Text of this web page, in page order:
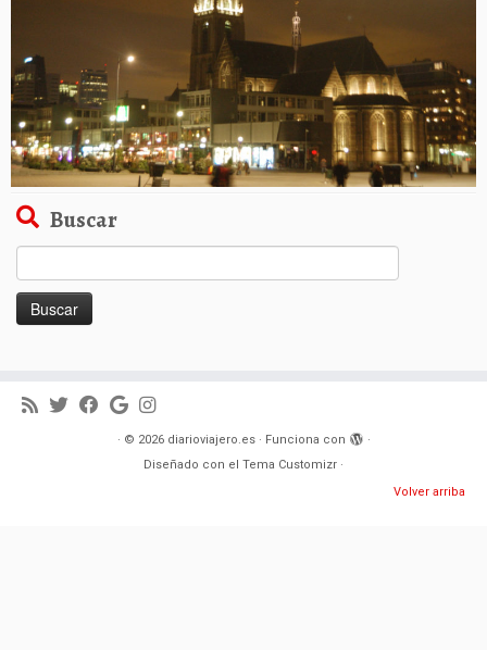
Buscar
· © 2026 diarioviajero.es· Funciona con
·
Diseñado con el Tema Customizr ·
Volver arriba